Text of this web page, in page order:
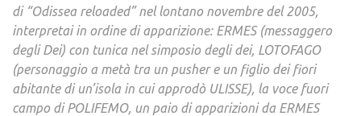
di “Odissea reloaded” nel lontano novembre del 2005,
interpretai in ordine di apparizione: ERMES (messaggero
degli Dei) con tunica nel simposio degli dei, LOTOFAGO
(personaggio a metà tra un pusher e un figlio dei fiori
abitante di un’isola in cui approdò ULISSE), la voce fuori
campo di POLIFEMO, un paio di apparizioni da ERMES